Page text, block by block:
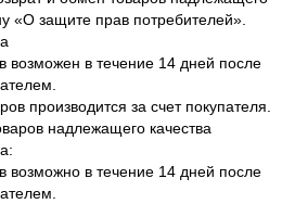
«О защите прав потребителей».
возможен в течение 14 дней после
производится за счет покупателя.
надлежащего качества
возможно в течение 14 дней после